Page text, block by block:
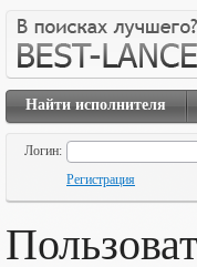
Найти исполнителя
Логин:
Регистрация